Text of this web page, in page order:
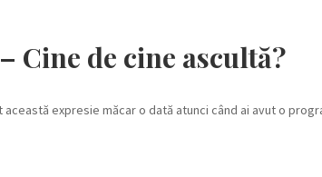
Cine de cine ascultă?
această expresie măcar o dată atunci când ai avut o